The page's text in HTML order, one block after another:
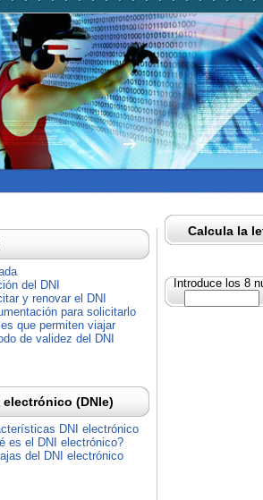
Calcula la
Introduce los 8
del DNI
y renovar el DNI
para solicitarlo
que permiten viajar
de validez del DNI
electrónico (DNIe)
DNI electrónico
es el DNI electrónico?
del DNI electrónico